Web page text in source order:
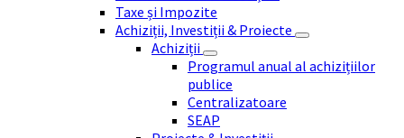
Taxe și Impozite
Achiziții, Investiții & Proiecte
Achiziții
Programul anual al achizițiilor
publice
Centralizatoare
SEAP